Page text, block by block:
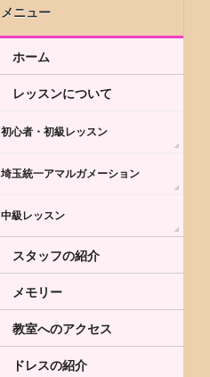
メニュー
ホーム
レッスンについて
初心者・初級レッスン
埼玉統一アマルガメーション
中級レッスン
スタッフの紹介
メモリー
教室へのアクセス
ドレスの紹介